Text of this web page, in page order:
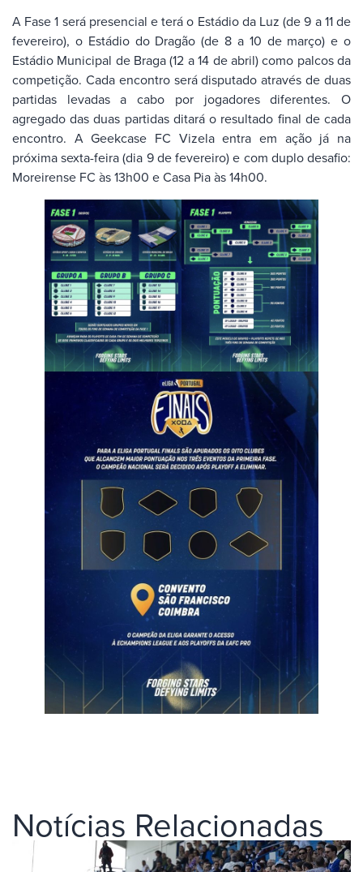
A Fase 1 será presencial e terá o Estádio da Luz (de 9 a 11 de
fevereiro), o Estádio do Dragão (de 8 a 10 de março) e o
Estádio Municipal de Braga (12 a 14 de abril) como palcos da
competição. Cada encontro será disputado através de duas
partidas levadas a cabo por jogadores diferentes. O
agregado das duas partidas ditará o resultado final de cada
encontro. A Geekcase FC Vizela entra em ação já na
próxima sexta-feira (dia 9 de fevereiro) e com duplo desafio:
Moreirense FC às 13h00 e Casa Pia às 14h00.
Notícias Relacionadas